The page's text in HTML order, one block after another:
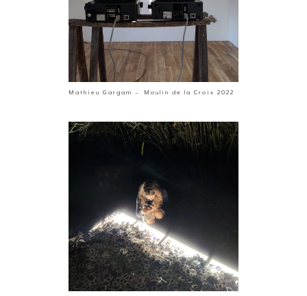
Mathieu Gargam – Moulin de la Croix 2022